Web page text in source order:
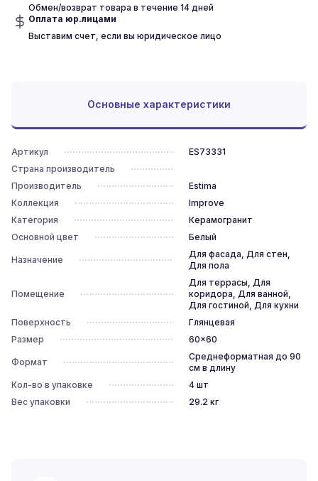
Обмен/возврат товара в течение 14 дней
Оплата юр.лицами
Выставим счет, если вы юридическое лицо
Основные характеристики
Артикул
ES73331
Страна производитель
Производитель
Estima
Коллекция
Improve
Категория
Керамогранит
Основной цвет
Белый
Назначение
Для фасада, Для стен,
Для пола
Помещение
Для террасы, Для
коридора, Для ванной,
Для гостиной, Для кухни
Поверхность
Глянцевая
Размер
60x60
Формат
Среднеформатная до 90
см в длину
Кол-во в упаковке
4шт
Вес упаковки
29.2 кг